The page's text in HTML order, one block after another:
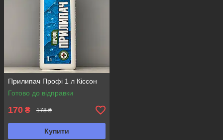
Прилипач Профі 1 л Кіссон
Готово до відправки
170 ₴ 178 ₴
Купити